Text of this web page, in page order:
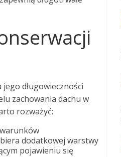
długowieczności
zachowania dachu w
rozważyć:
dodatkowej warstwy
pojawieniu się